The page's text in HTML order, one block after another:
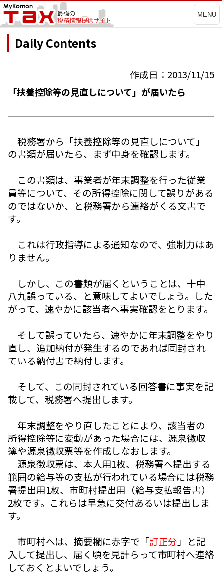
MENU
Daily Contents
作成日：2013/11/15
「扶養控除等の見直しについて」が届いたら
税務署から「扶養控除等の見直しについて」
の書類が届いたら、まず中身を確認します。
この書類は、事業者が年末調整を行った従業
員等について、その所得控除に関して誤りがある
のではないか、と税務署から連絡がくる文書で
す。
これは行政指導による通知なので、強制力はあ
りません。
しかし、この書類が届くということは、十中
八九誤っている、と意味してよいでしょう。した
がって、速やかに該当者へ事実確認をとります。
そして誤っていたら、速やかに年末調整をやり
直し、追加納付が発生するのであれば同封され
ている納付書で納付します。
そして、この同封されている回答書に事実を記
載して、税務署へ提出します。
年末調整をやり直したことにより、該当者の
所得控除等に変動があった場合には、源泉徴収
簿や源泉徴収票等を作成しなおします。
源泉徴収票は、本人用1枚、税務署へ提出する
範囲の給与等の支払が行われている場合には税務
署提出用1枚、市町村提出用（給与支払報告書）
2枚です。これらは早急に交付あるいは提出しま
す。
市町村へは、摘要欄に赤字で「訂正分 」と記
入して提出し、届く頃を見計らって市町村へ連絡
しておくとよいでしょう。